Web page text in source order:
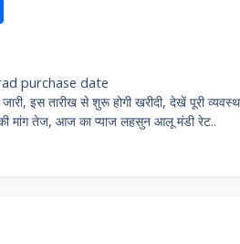
ar
epurchase date
इस तारीख से शुरू होगी खरीदी, देखें पूरी
मांग तेज, आज का प्याज लहसुन आलू मंडी रेट..